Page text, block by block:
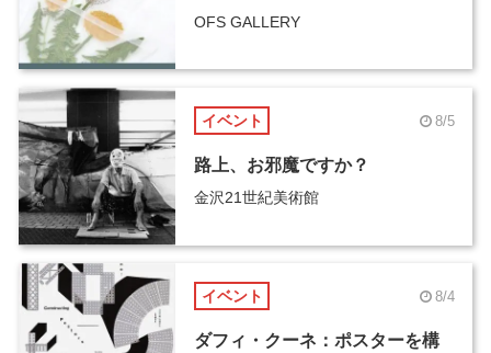
OFS GALLERY
イベント 8/5
路上、お邪魔ですか？
金沢21世紀美術館
イベント 8/4
ダフィ・クーネ：ポスターを構